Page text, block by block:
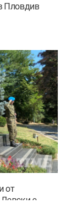
Пловдив
от
е
от